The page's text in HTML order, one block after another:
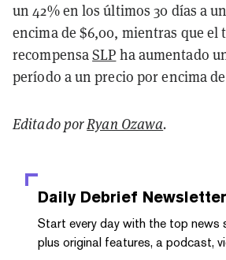
un 42% en los últimos 30 días a
encima de $6,00, mientras que el
recompensaSLP ha aumentado
período a un precio por encima
Editado porRyan Ozawa.
Daily Debrief Newsletter
Start every day with the top news
plus original features, a podcast,